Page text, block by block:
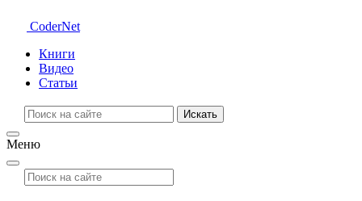
CoderNet
Книги
Видео
Статьи
Искать
Меню